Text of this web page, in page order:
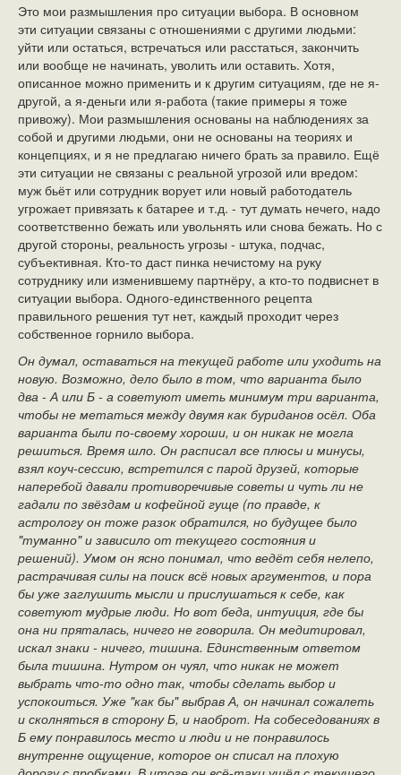
Это мои размышления про ситуации выбора. В основном
эти ситуации связаны с отношениями с другими людьми:
уйти или остаться, встречаться или расстаться, закончить
или вообще не начинать, уволить или оставить. Хотя,
описанное можно применить и к другим ситуациям, где не я-
другой, а я-деньги или я-работа (такие примеры я тоже
привожу). Мои размышления основаны на наблюдениях за
собой и другими людьми, они не основаны на теориях и
концепциях, и я не предлагаю ничего брать за правило. Ещё
эти ситуации не связаны с реальной угрозой или вредом:
муж бьёт или сотрудник ворует или новый работодатель
угрожает привязать к батарее и т.д. - тут думать нечего, надо
соответственно бежать или увольнять или снова бежать. Но с
другой стороны, реальность угрозы - штука, подчас,
субъективная. Кто-то даст пинка нечистому на руку
сотруднику или изменившему партнёру, а кто-то подвиснет в
ситуации выбора. Одного-единственного рецепта
правильного решения тут нет, каждый проходит через
собственное горнило выбора.
Он думал, оставаться на текущей работе или уходить на
новую. Возможно, дело было в том, что варианта было
два - А или Б - а советуют иметь минимум три варианта,
чтобы не метаться между двумя как буриданов осёл. Оба
варианта были по-своему хороши, и он никак не могла
решиться. Время шло. Он расписал все плюсы и минусы,
взял коуч-сессию, встретился с парой друзей, которые
наперебой давали противоречивые советы и чуть ли не
гадали по звёздам и кофейной гуще (по правде, к
астрологу он тоже разок обратился, но будущее было
"туманно" и зависило от текущего состояния и
решений). Умом он ясно понимал, что ведёт себя нелепо,
растрачивая силы на поиск всё новых аргументов, и пора
бы уже заглушить мысли и прислушаться к себе, как
советуют мудрые люди. Но вот беда, интуиция, где бы
она ни пряталась, ничего не говорила. Он медитировал,
искал знаки - ничего, тишина. Единственным ответом
была тишина. Нутром он чуял, что никак не может
выбрать что-то одно так, чтобы сделать выбор и
успокоиться. Уже "как бы" выбрав А, он начинал сожалеть
и сколняться в сторону Б, и наоброт. На собеседованиях в
Б ему понравилось место и люди и не понравилось
внутренне ощущение, которое он списал на плохую